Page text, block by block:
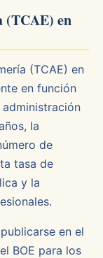
(TCAE) en
(TCAE) en
en función
la
de
tasa de
y la
en el
BOE para los